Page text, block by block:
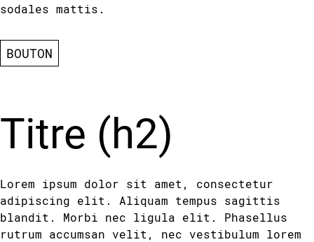
sodales mattis.
BOUTON
Titre (h2)
Lorem ipsum dolor sit amet, consectetur
adipiscing elit. Aliquam tempus sagittis
blandit. Morbi nec ligula elit. Phasellus
rutrum accumsan velit, nec vestibulum lorem